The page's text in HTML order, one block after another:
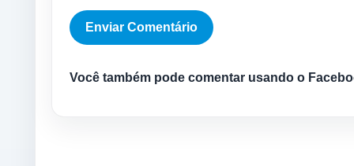
Você também pode comentar usando o